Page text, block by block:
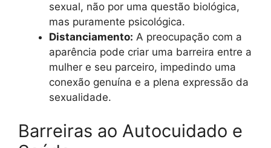
sexual, não por uma questão biológica,
mas puramente psicológica.
Distanciamento: A preocupação com a
aparência pode criar uma barreira entre a
mulher e seu parceiro, impedindo uma
conexão genuína e a plena expressão da
sexualidade.
Barreiras ao Autocuidado e